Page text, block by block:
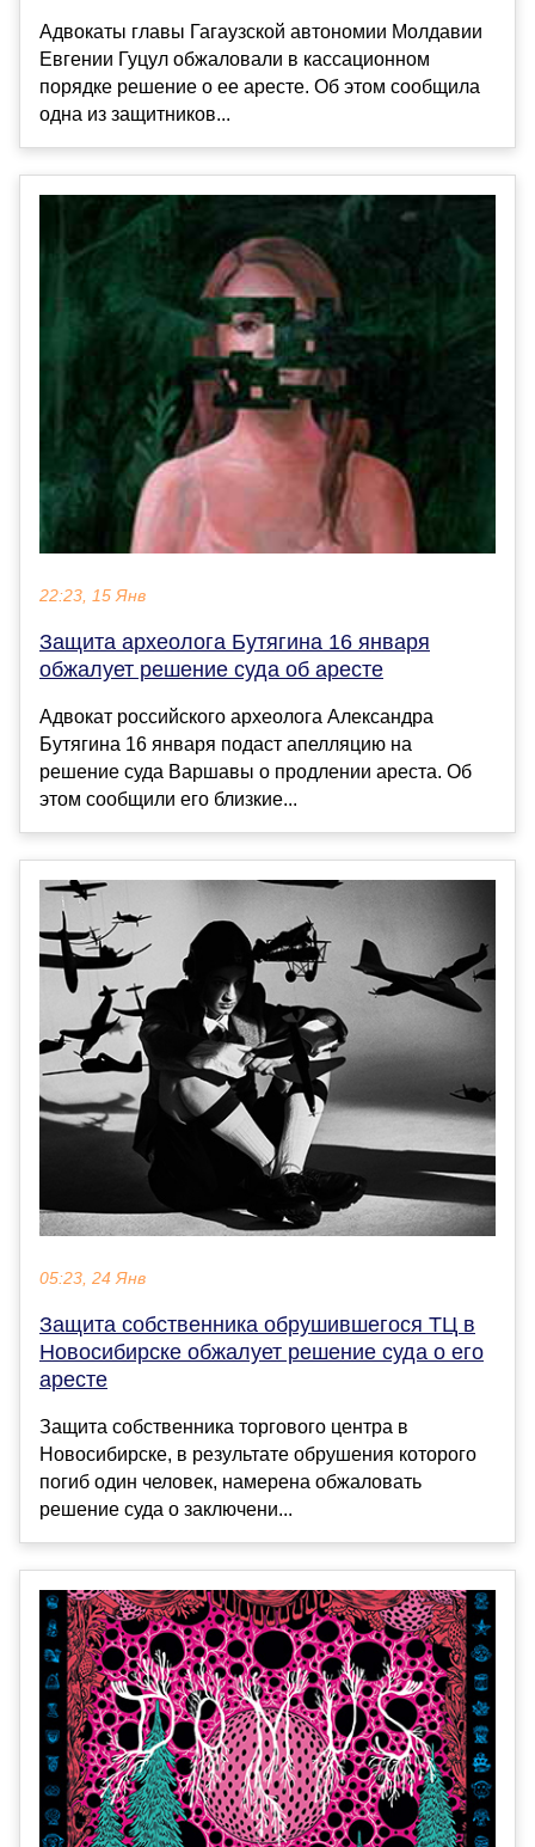
Адвокаты главы Гагаузской автономии Молдавии
Евгении Гуцул обжаловали в кассационном
порядке решение о ее аресте. Об этом сообщила
одна из защитников...
22:23, 15 Янв
Защита археолога Бутягина 16 января
обжалует решение суда об аресте
Адвокат российского археолога Александра
Бутягина 16 января подаст апелляцию на
решение суда Варшавы о продлении ареста. Об
этом сообщили его близкие...
05:23, 24 Янв
Защита собственника обрушившегося ТЦ в
Новосибирске обжалует решение суда о его
аресте
Защита собственника торгового центра в
Новосибирске, в результате обрушения которого
погиб один человек, намерена обжаловать
решение суда о заключени...